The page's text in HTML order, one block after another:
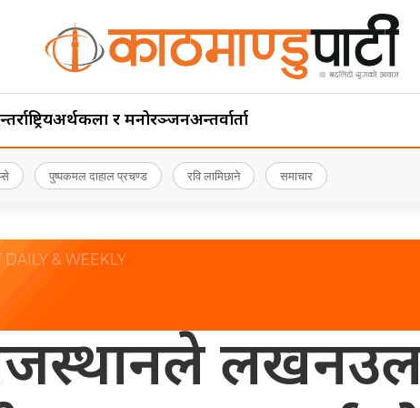
अर्थकला र मनोरञ्जनअन्तर्वार्ता
पुष्पकमल दाहाल प्रचण्ड रवि लामिछाने समाचार